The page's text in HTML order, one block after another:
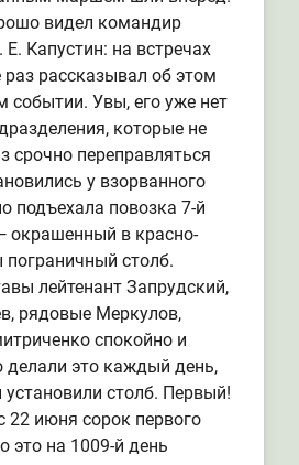
видел командир
Капустин: на встречах
раз рассказывал об этом
событии. Увы, его уже нет
которые не
срочно переправляться
у взорванного
подъехала повозка 7-й
окрашенный в красно-
столб.
лейтенант Запрудский,
рядовые Меркулов,
спокойно и
делали это каждый день,
столб. Первый!
июня сорок первого
это на 1009-й день